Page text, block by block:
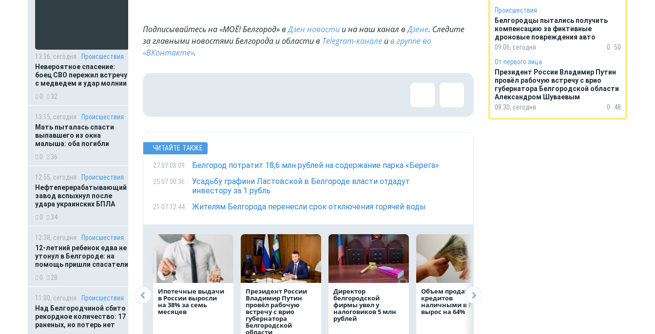
13:36, сегодня
Происшествия
Невероятное спасение:
боец СВО пережил встречу
с медведем и удар молнии
0
32
13:15, сегодня
Происшествия
Мать пыталась спасти
выпавшего из окна
малыша: оба погибли
0
36
12:55, сегодня
Происшествия
Нефтеперерабатывающий
завод вспыхнул после
удара украинских БПЛА
0
34
12:38, сегодня
Происшествия
12-летний ребенок едва не
утонул в Белгороде: на
помощь пришли спасатели
0
28
11:00, сегодня
Происшествия
Над Белгородчиной сбито
рекордное количество: 17
раненых, но потерь нет
Подписывайтесь на «МОЁ! Белгород» вДзен новости и на наш канал вДзене. Cледите
за главными новостями Белгорода и области в Telegram-канале ив группе во
«ВКонтакте».
ЧИТАЙТЕ ТАКЖЕ
27.07 08:09 Белгород потратит 18,6 млн рублей на содержание парка «Берега»
25.07 00:36
Усадьбу графини Ластовской в Белгороде власти отдадут
инвестору за 1 рубль
21.07 12:44 Жителям Белгорода перенесли срок отключения горячей воды
Ипотечные выдачи
в России выросли
на 38% за семь
месяцев
Президент России
Владимир Путин
провёл рабочую
встречу с врио
губернатора
Белгородской
области
Директор
белгородской
фирмы увел у
налоговиков 5 млн
рублей
Объем продаж
кредитов
наличными в России
вырос на 64%
Происшествия
Белгородцы пытались получить
компенсацию за фиктивные
дроновые повреждения авто
09:06, сегодня
0 50
От первого лица
Президент России Владимир Путин
провёл рабочую встречу с врио
губернатора Белгородской области
Александром Шуваевым
08:30, сегодня
0 48